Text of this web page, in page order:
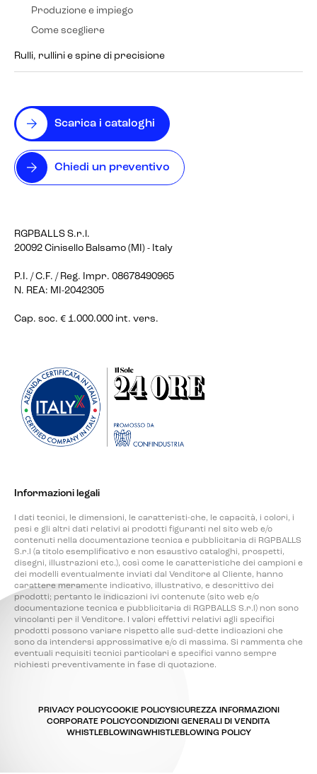
Scarica i cataloghi
Chiedi un preventivo
RGPBALLS S.r.l.
20092 Cinisello Balsamo (MI) - Italy
P.I. / C.F. / Reg. Impr. 08678490965
N. REA: MI-2042305
Cap. soc. € 1.000.000 int. vers.
Produzione e impiego
Come scegliere
Rulli, rullini e spine di precisione
Informazioni legali
I dati tecnici, le dimensioni, le caratteristi-che, le capacità, i colori, i
pesi e gli altri dati relativi ai prodotti figuranti nel sito web e/o
contenuti nella documentazione tecnica e pubblicitaria di RGPBALLS
S.r.l (a titolo esemplificativo e non esaustivo cataloghi, prospetti,
disegni, illustrazioni etc.), così come le caratteristiche dei campioni e
dei modelli eventualmente inviati dal Venditore al Cliente, hanno
carattere meramente indicativo, illustrativo, e descrittivo dei
prodotti; pertanto le indicazioni ivi contenute (sito web e/o
documentazione tecnica e pubblicitaria di RGPBALLS S.r.l) non sono
vincolanti per il Venditore. I valori effettivi relativi agli specifici
prodotti possono variare rispetto alle sud-dette indicazioni che
sono da intendersi approssimative e/o di massima. Si rammenta che
eventuali requisiti tecnici particolari e specifici vanno sempre
richiesti preventivamente in fase di quotazione.
PRIVACY POLICYCOOKIE POLICYSICUREZZA INFORMAZIONI
CORPORATE POLICYCONDIZIONI GENERALI DI VENDITA
WHISTLEBLOWINGWHISTLEBLOWING POLICY